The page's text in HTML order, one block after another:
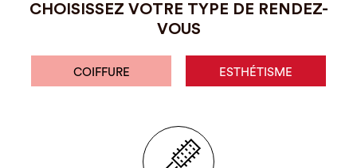
CHOISISSEZ VOTRE TYPE DE RENDEZ-
VOUS
COIFFURE ESTHÉTISME